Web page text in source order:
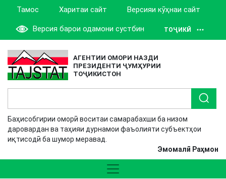
Тамос Харитаи сайт Версияи кӯҳнаи сайт
Версия барои одамони сустбин ТОҶИКӢ
АГЕНТИИ ОМОРИ НАЗДИ
ПРЕЗИДЕНТИ ҶУМҲУРИИ
ТОҶИКИСТОН
Баҳисобгирии оморӣ воситаи самарабахши ба низом
даровардан ва таҳияи дурнамои фаъолияти субъектҳои
иқтисодӣ ба шумор меравад.
Эмомалӣ Раҳмон